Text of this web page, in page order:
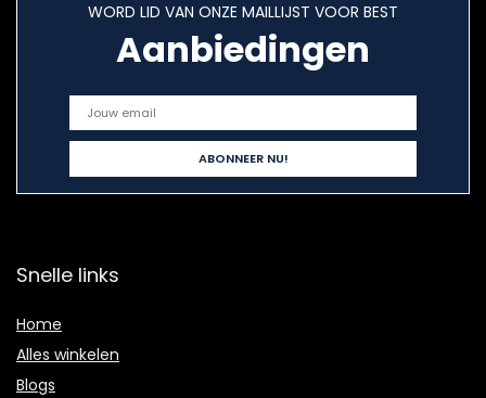
WORD LID VAN ONZE MAILLIJST VOOR BEST
Aanbiedingen
Snelle links
Home
Alles winkelen
Blogs